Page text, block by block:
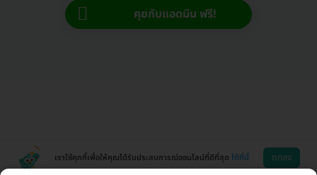
คุยกับแอดมิน ฟรี!
เราใช้คุกกี้เพื่อให้คุณได้รับประสบการณ์ออนไลน์ที่ดีที่สุด ได้ที่นี่ ตกลง